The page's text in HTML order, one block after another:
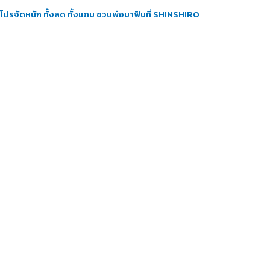
โปรจัดหนัก ทั้งลด ทั้งแถม ชวนพ่อมาฟินที่ SHINSHIRO